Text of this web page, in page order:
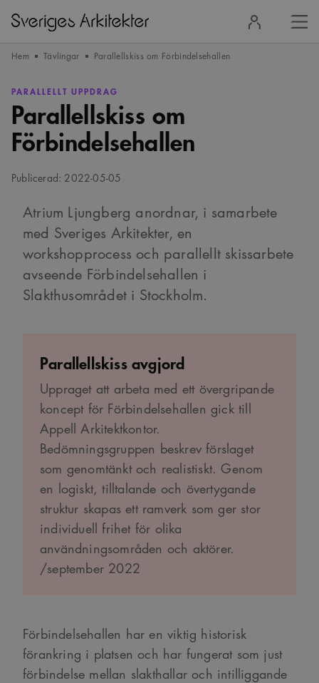
in
Hem Tävlingar Parallellskiss om Förbindelsehallen
PARALLELLT UPPDRAG
Parallellskiss om
Förbindelsehallen
Publicerad: 2022-05-05
Atrium Ljungberg anordnar, i samarbete
med Sveriges Arkitekter, en
workshopprocess och parallellt skissarbete
avseende Förbindelsehallen i
Slakthusområdet i Stockholm.
Parallellskiss avgjord
Uppraget att arbeta med ett övergripande
koncept för Förbindelsehallen gick till
Appell Arkitektkontor.
Bedömningsgruppen beskrev förslaget
som genomtänkt och realistiskt. Genom
en logiskt, tilltalande och övertygande
struktur skapas ett ramverk som ger stor
individuell frihet för olika
användningsområden och aktörer.
/september 2022
Förbindelsehallen har en viktig historisk
förankring i platsen och har fungerat som just
förbindelse mellan slakthallar och intilliggande